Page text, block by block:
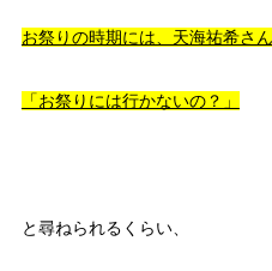
お祭りの時期には、天海祐希さ
「お祭りには行かないの？」
と尋ねられるくらい、